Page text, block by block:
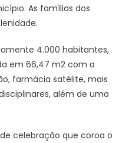
As famílias dos
4.000 habitantes,
em 66,47 m2 com a
farmácia satélite, mais
além de uma
celebração que coroa o